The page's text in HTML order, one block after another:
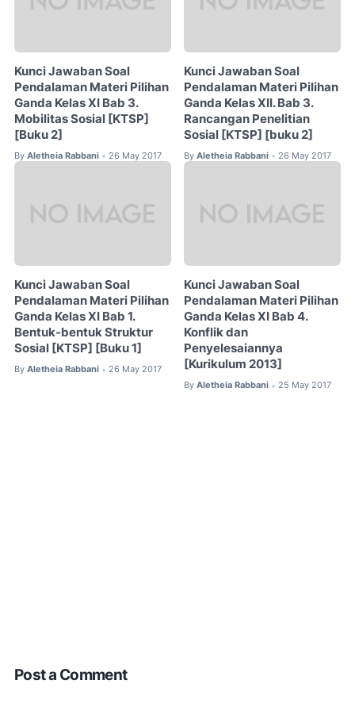
Kunci Jawaban Soal
Pendalaman Materi Pilihan
Ganda Kelas XI Bab 3.
Mobilitas Sosial [KTSP]
[Buku 2]
By Aletheia Rabbani • 26 May 2017
Kunci Jawaban Soal
Pendalaman Materi Pilihan
Ganda Kelas XII. Bab 3.
Rancangan Penelitian
Sosial [KTSP] [buku 2]
By Aletheia Rabbani • 26 May 2017
Kunci Jawaban Soal
Pendalaman Materi Pilihan
Ganda Kelas XI Bab 1.
Bentuk-bentuk Struktur
Sosial [KTSP] [Buku 1]
By Aletheia Rabbani • 26 May 2017
Kunci Jawaban Soal
Pendalaman Materi Pilihan
Ganda Kelas XI Bab 4.
Konflik dan
Penyelesaiannya
[Kurikulum 2013]
By Aletheia Rabbani • 25 May 2017
Post a Comment